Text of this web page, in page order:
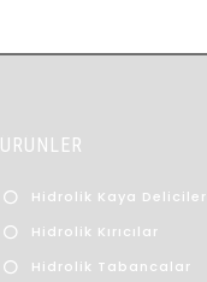
ÜRÜNLER
Hidrolik Kaya Deliciler
Hidrolik Kırıcılar
Hidrolik Tabancalar